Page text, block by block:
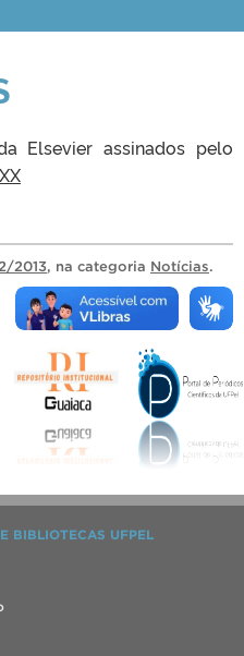
Elsevier assinados pelo
XX
2013, na categoria Notícias.
BIBLIOTECAS UFPEL